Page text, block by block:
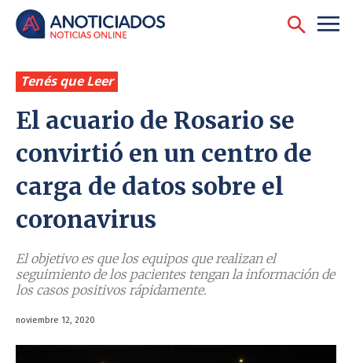
Tenés que Leer
El acuario de Rosario se
convirtió en un centro de
carga de datos sobre el
coronavirus
El objetivo es que los equipos que realizan el
seguimiento de los pacientes tengan la información de
los casos positivos rápidamente.
noviembre 12, 2020